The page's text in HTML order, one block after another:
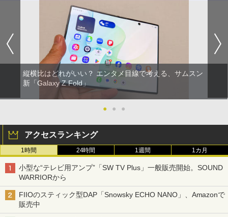
縦横比はどれがいい？ エンタメ目線で考える、サムスン
新「Galaxy Z Fold」
● ● ●
アクセスランキング
1時間 24時間 1週間 1カ月
小型な“テレビ用アンプ”「SW TV Plus」一般販売開始。SOUND
WARRIORから
FIIOのスティック型DAP「Snowsky ECHO NANO」、Amazonで
販売中